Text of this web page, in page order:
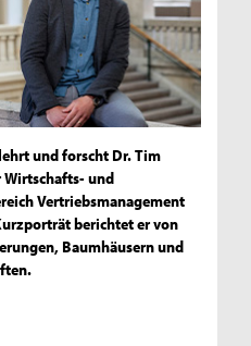
und forscht Dr. Tim
Wirtschafts- und
Vertriebsmanagement
berichtet er von
Baumhäusern und